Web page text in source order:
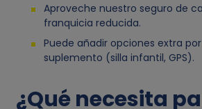
Aproveche nuestro seguro de
franquicia reducida.
Puede añadir opciones extra
suplemento (silla infantil, GPS).
¿Qué necesita